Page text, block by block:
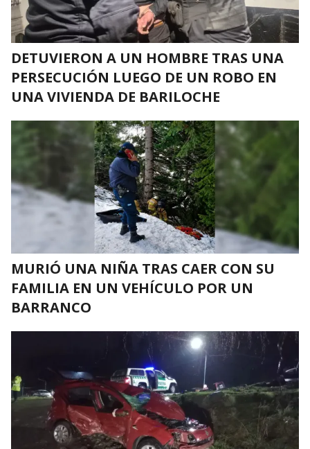
DETUVIERON A UN HOMBRE TRAS UNA
PERSECUCIÓN LUEGO DE UN ROBO EN
UNA VIVIENDA DE BARILOCHE
MURIÓ UNA NIÑA TRAS CAER CON SU
FAMILIA EN UN VEHÍCULO POR UN
BARRANCO